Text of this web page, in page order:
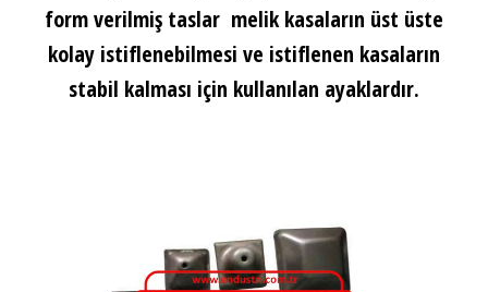
form verilmiş taslar melik kasaların üst üste
kolay istiflenebilmesi ve istiflenen kasaların
stabil kalması için kullanılan ayaklardır.